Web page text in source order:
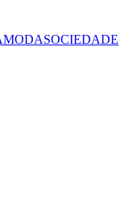
MODASOCIEDADE